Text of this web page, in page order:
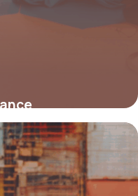
ou l’utiliser